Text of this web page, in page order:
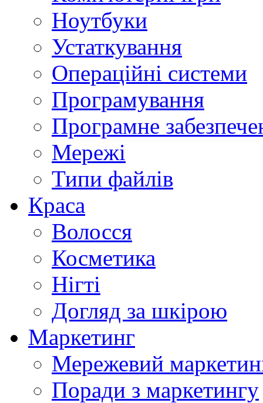
Ноутбуки
Устаткування
Операційні системи
Програмування
Програмне
Мережі
Типи файлів
Краса
Волосся
Косметика
Нігті
Догляд за шкірою
Маркетинг
Мережевий
Поради з маркетингу